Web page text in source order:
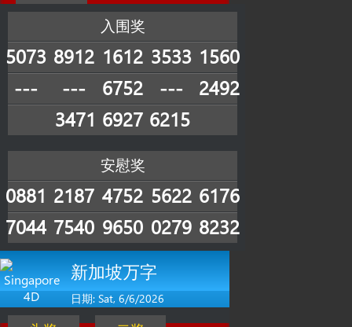
入围奖
5073 8912 1612 3533 1560
---
--- 6752 ---
2492
3471 6927 6215
安慰奖
0881 2187 4752 5622 6176
7044 7540 9650 0279 8232
新加坡万字
日期: Sat, 6/6/2026